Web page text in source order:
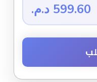
599.60 د.م.